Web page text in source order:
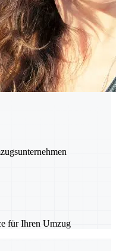
für Ihren Umzug